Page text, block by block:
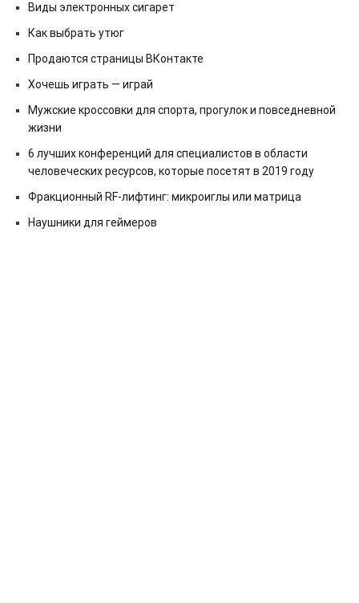
Виды электронных сигарет
Как выбрать утюг
Продаются страницы ВКонтакте
Хочешь играть — играй
Мужские кроссовки для спорта, прогулок и повседневной
жизни
6 лучших конференций для специалистов в области
человеческих ресурсов, которые посетят в 2019 году
Фракционный RF-лифтинг: микроиглы или матрица
Наушники для геймеров